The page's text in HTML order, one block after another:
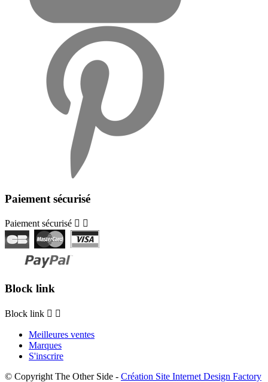
Paiement sécurisé
Paiement sécurisé  
Block link
Block link  
Meilleures ventes
Marques
S'inscrire
© Copyright The Other Side - Création Site Internet Design Factory